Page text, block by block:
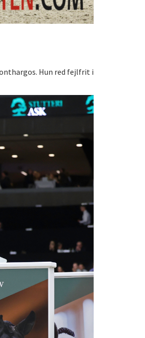
Hun red fejlfrit i